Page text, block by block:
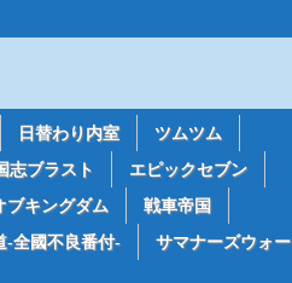
日替わり内室
ツムツム
志ブラスト
エピックセブン
ブキングダム
戦車帝国
-全國不良番付-
サマナーズウォー